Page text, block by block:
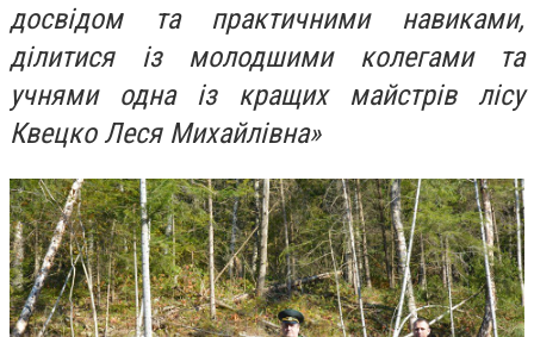
досвідом та практичними навиками,
ділитися із молодшими колегами та
учнями одна із кращих майстрів лісу
Квецко Леся Михайлівна»